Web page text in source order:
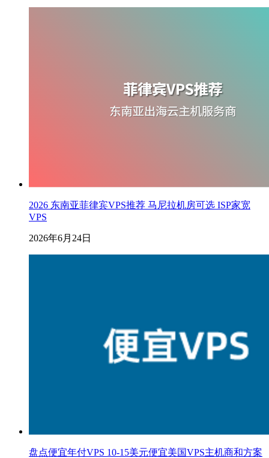
2026 东南亚菲律宾VPS推荐 马尼拉机房可选 ISP家宽
VPS
2026年6月24日
盘点便宜年付VPS 10-15美元便宜美国VPS主机商和方案